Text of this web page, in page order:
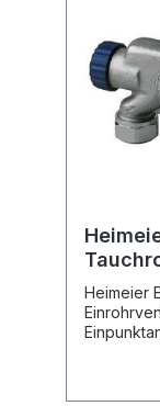
seitl.
Heimeier
Einpunktanschluss